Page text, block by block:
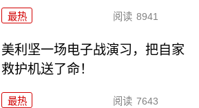
最热 阅读 8941
美利坚一场电子战演习，把自家
救护机送了命！
最热 阅读 7643